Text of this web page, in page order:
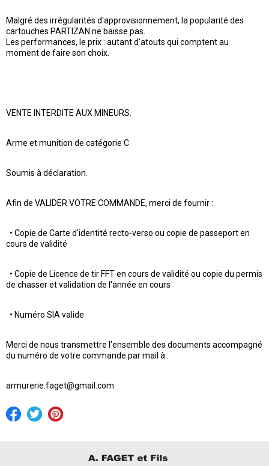
Malgré des irrégularités d'approvisionnement, la popularité des
cartouches PARTIZAN ne baisse pas.
Les performances, le prix : autant d'atouts qui comptent au
moment de faire son choix.
VENTE INTERDITE AUX MINEURS.
Arme et munition de catégorie C
Soumis à déclaration.
Afin de VALIDER VOTRE COMMANDE, merci de fournir :
• Copie de Carte d'identité recto-verso ou copie de passeport en
cours de validité
• Copie de Licence de tir FFT en cours de validité ou copie du permis
de chasser et validation de l'année en cours
• Numéro SIA valide
Merci de nous transmettre l'ensemble des documents accompagné
du numéro de votre commande par mail à :
armurerie.faget@gmail.com